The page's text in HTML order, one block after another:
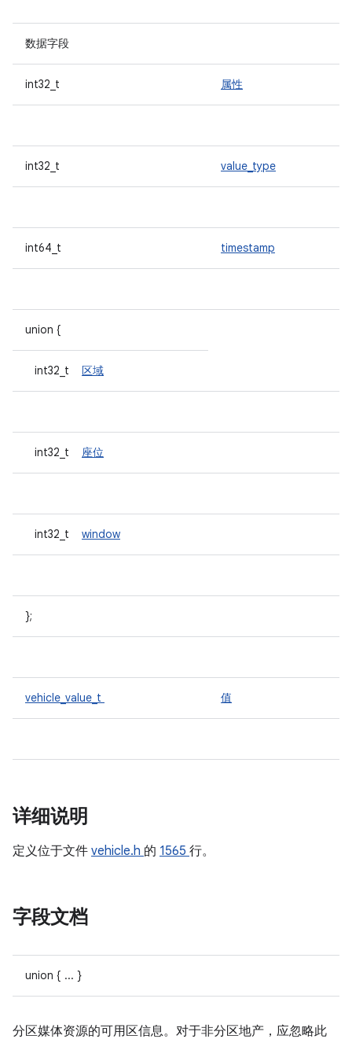
数据字段
int32_t 属性
int32_t value_type
int64_t timestamp
union {
int32_t 区域
int32_t 座位
int32_t window
};
vehicle_value_t 值
详细说明
定义位于文件 vehicle.h 的 1565 行。
字段文档
union { ... }
分区媒体资源的可用区信息。对于非分区地产，应忽略此